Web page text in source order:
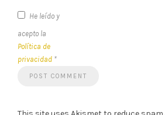
He leído y
acepto la
Política de
privacidad *